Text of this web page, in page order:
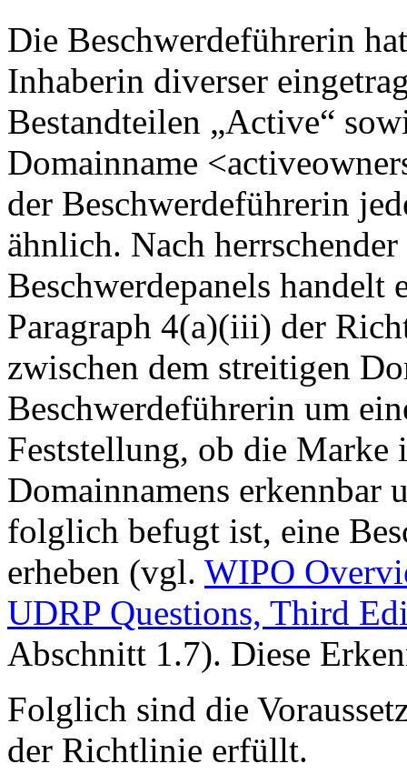
Die Beschwerdeführerin
Inhaberin diverser
Bestandteilen „Active“
Domainname
der Beschwerdeführerin
ähnlich. Nach
Beschwerdepanels handelt
Paragraph 4(a)(iii) der
zwischen dem streitigen
Beschwerdeführerin um
Feststellung, ob die Marke
Domainnamens erkennbar
folglich befugt ist, eine
erheben (vgl. WIPO
UDRP Questions, Third
Abschnitt 1.7). Diese
Folglich sind die
der Richtlinie erfüllt.